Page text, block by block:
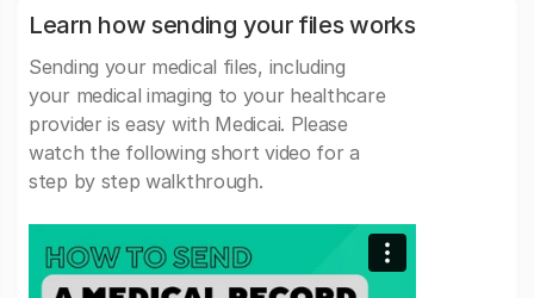
Learn how sending your files works
Sending your medical files, including
your medical imaging to your healthcare
provider is easy with Medicai. Please
watch the following short video for a
step by step walkthrough.